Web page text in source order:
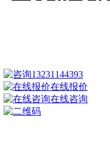
13231144393
在线报价
在线咨询